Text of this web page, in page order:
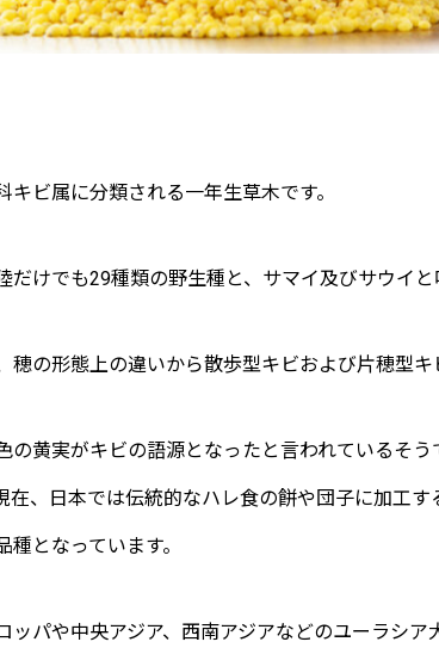
キビ属に分類される一年生草木です。
だけでも29種類の野生種と、サマイ及びサウイと
穂の形態上の違いから散歩型キビおよび片穂型キ
の黄実がキビの語源となったと言われているそ
在、日本では伝統的なハレ食の餅や団子に加工
種となっています。
ッパや中央アジア、西南アジアなどのユーラシ